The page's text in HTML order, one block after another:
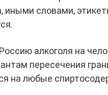
иными словами,
алкоголя на
пересечения
на любые